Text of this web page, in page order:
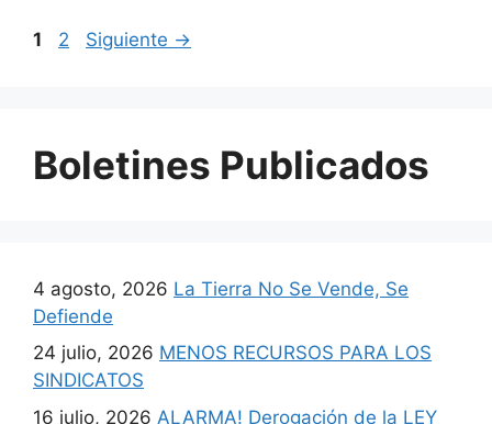
1 2 Siguiente →
Boletines Publicados
4 agosto, 2026 La Tierra No Se Vende, Se
Defiende
24 julio, 2026 MENOS RECURSOS PARA LOS
SINDICATOS
16 julio, 2026 ALARMA! Derogación de la LEY